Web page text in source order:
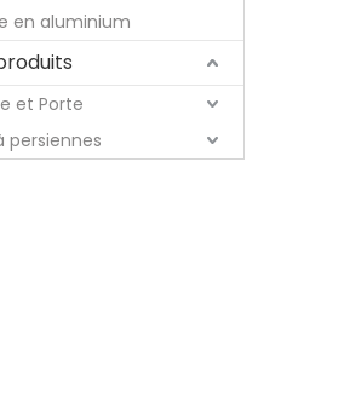
en aluminium
et Porte
persiennes